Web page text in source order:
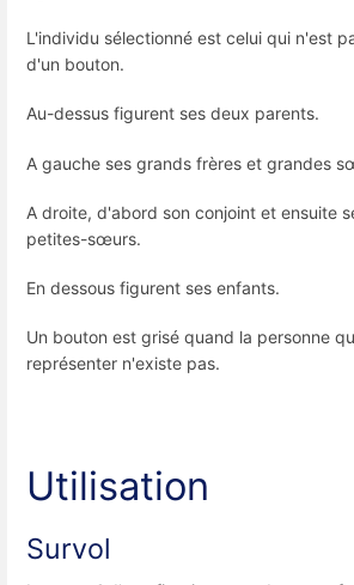
L'individu sélectionné est celui qui n'est
d'un bouton.
Au-dessus figurent ses deux parents.
A gauche ses grands frères et grandes
A droite, d'abord son conjoint et ensuite
petites-sœurs.
En dessous figurent ses enfants.
Un bouton est grisé quand la personne
représenter n'existe pas.
Utilisation
Survol